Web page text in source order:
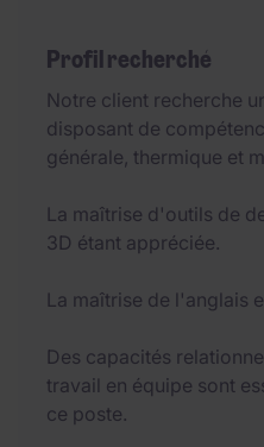
Profil recherché
Notre client recherche
disposant de
générale, thermique et
La maîtrise d'outils de
3D étant appréciée.
La maîtrise de l'anglais
Des capacités
travail en équipe sont
ce poste.